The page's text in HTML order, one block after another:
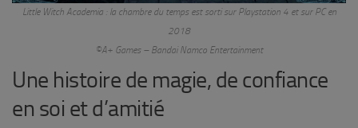
Little Witch Academia : la chambre du temps est sorti sur Playstation 4 et sur PC en
2018
©A+ Games – Bandai Namco Entertainment
Une histoire de magie, de confiance
en soi et d’amitié